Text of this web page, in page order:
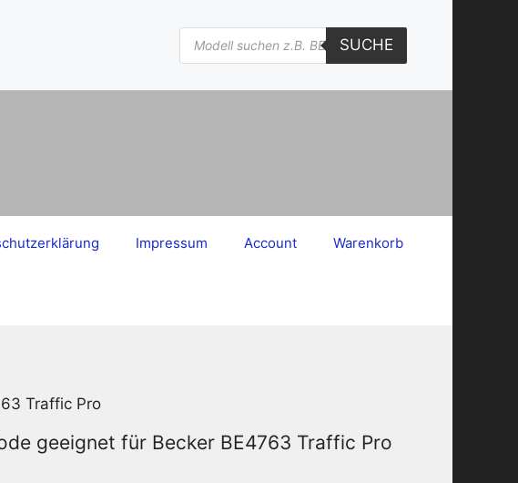
Products
search
SUCHE
Impressum Account Warenkorb
Traffic Pro
geeignet für Becker BE4763 Traffic Pro